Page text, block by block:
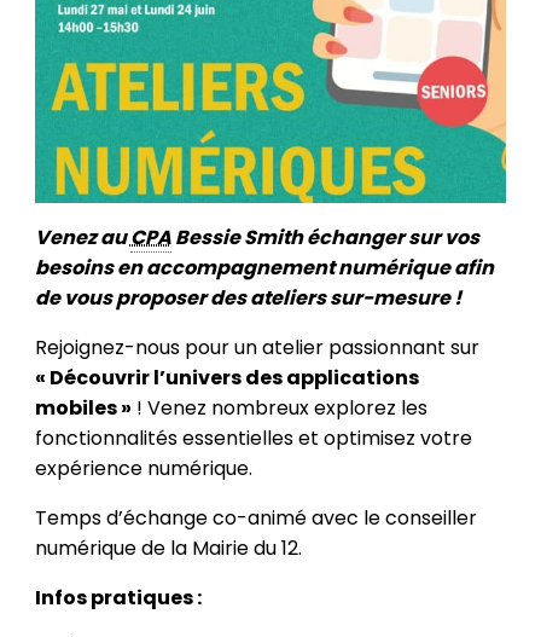
Venez auCPABessie Smith échanger sur vos
besoins en accompagnement numérique afin
de vous proposer des ateliers sur-mesure !
Rejoignez-nous pour un atelier passionnant sur
« Découvrir l’univers des applications
mobiles » ! Venez nombreux explorez les
fonctionnalités essentielles et optimisez votre
expérience numérique.
Temps d’échange co-animé avec le conseiller
numérique de la Mairie du 12.
Infos pratiques :